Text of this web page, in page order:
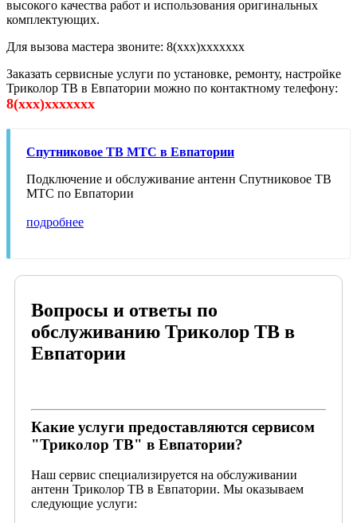
высокого качества работ и использования оригинальных
комплектующих.
Для вызова мастера звоните: 8(xxx)xxxxxxx
Заказать сервисные услуги по установке, ремонту, настройке
Триколор ТВ в Евпатории можно по контактному телефону:
8(xxx)xxxxxxx
Спутниковое ТВ МТС в Евпатории
Подключение и обслуживание антенн Спутниковое ТВ
МТС по Евпатории
подробнее
Вопросы и ответы по
обслуживанию Триколор ТВ в
Евпатории
Какие услуги предоставляются сервисом
"Триколор ТВ" в Евпатории?
Наш сервис специализируется на обслуживании
антенн Триколор ТВ в Евпатории. Мы оказываем
следующие услуги: